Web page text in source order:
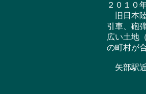
２０１０
旧日本陸
引車、砲
広い土地
の町村が
矢部駅近